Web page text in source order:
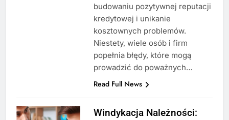
budowaniu pozytywnej reputacji
kredytowej i unikanie
kosztownych problemów.
Niestety, wiele osób i firm
popełnia błędy, które mogą
prowadzić do poważnych…
Read Full News
Windykacja Należności: